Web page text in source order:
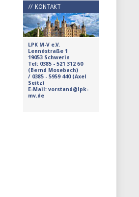
KONTAKT
LPK M-V e.V.
Lennéstraße 1
19053 Schwerin
Tel: 0385 - 521 312 60
(Bernd Mosebach)
/ 0385 - 5959 440 (Axel
Seitz)
E-Mail: vorstand@lpk-
mv.de